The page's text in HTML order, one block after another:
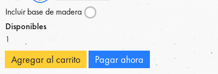
Incluir base de madera
Disponibles
1
Agregar al carrito Pagar ahora